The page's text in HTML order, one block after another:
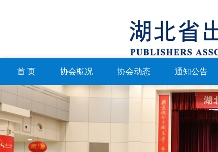
首 页 协会概况 协会动态 通知公告